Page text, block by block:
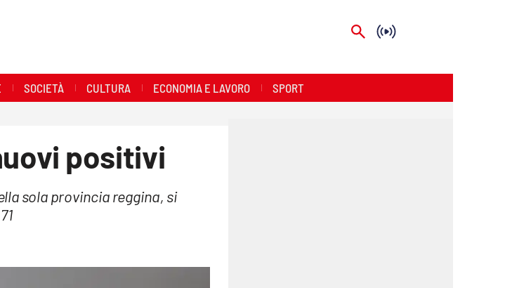
SOCIETÀ CULTURA ECONOMIA E LAVORO SPORT
positivi
sola provincia reggina, si